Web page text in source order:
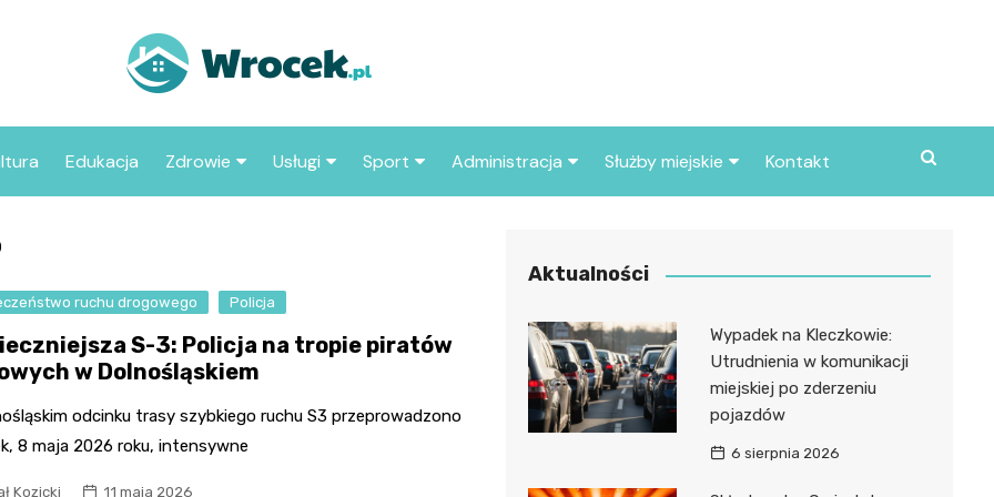
we
Edukacja Zdrowie
Apteka
Usługi
Stacja paliw
Sport
sportowe
Administracja
Urząd miasta
Służby miejskie
Policja
Kontakt
ruchu drogowego Policja
S-3: Policja na tropie piratów
w Dolnośląskiem
odcinku trasy szybkiego ruchu S3 przeprowadzono
8 maja 2026 roku, intensywne
Kozicki 11 maja 2026
Aktualności
Wypadek na Kleczkowie:
Utrudnienia w komunikacji
miejskiej po zderzeniu
pojazdów
6 sierpnia 2026